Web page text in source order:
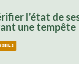
Droits
et